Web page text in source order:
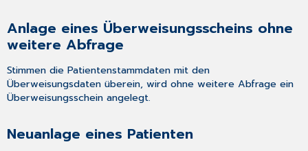
Anlage eines Überweisungsscheins ohne
weitere Abfrage
Stimmen die Patientenstammdaten mit den
Überweisungsdaten überein, wird ohne weitere Abfrage ein
Überweisungsschein angelegt.
Neuanlage eines Patienten